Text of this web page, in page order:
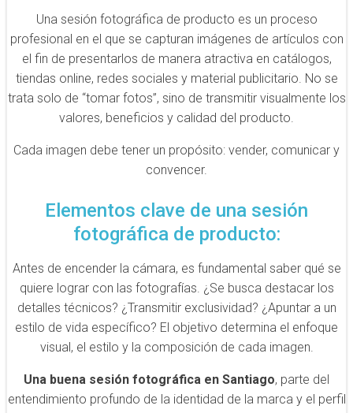
Una sesión fotográfica de producto es un proceso
profesional en el que se capturan imágenes de artículos con
el fin de presentarlos de manera atractiva en catálogos,
tiendas online, redes sociales y material publicitario. No se
trata solo de “tomar fotos”, sino de transmitir visualmente los
valores, beneficios y calidad del producto.
Cada imagen debe tener un propósito: vender, comunicar y
convencer.
Elementos clave de una sesión
fotográfica de producto:
Antes de encender la cámara, es fundamental saber qué se
quiere lograr con las fotografías. ¿Se busca destacar los
detalles técnicos? ¿Transmitir exclusividad? ¿Apuntar a un
estilo de vida específico? El objetivo determina el enfoque
visual, el estilo y la composición de cada imagen.
Una buena sesión fotográfica en Santiago, parte del
entendimiento profundo de la identidad de la marca y el perfil